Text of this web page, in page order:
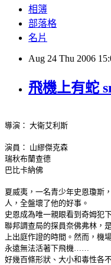
相簿
部落格
名片
Aug 24 Thu 2006
飛機上有蛇
導演： 大衛艾利斯
演員： 山繆傑克森
瑞秋布蘭查德
巴比卡納佛
夏威夷，一名青少年史恩瓊斯
人，全盤壞了他的好事。
史恩成為唯一親眼看到奇姆犯
聯邦調查局的探員奈佛弗林，
上出庭作證的時間。然而，機
永遠無法活著下飛機……
好幾百條形狀、大小和毒性各